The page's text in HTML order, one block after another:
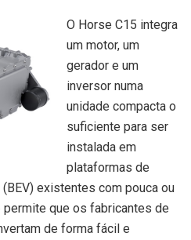
O Horse C15 integra
um motor, um
gerador e um
inversor numa
unidade compacta o
suficiente para ser
instalada em
plataformas de
existentes com pouca ou
que os fabricantes de
de forma fácil e